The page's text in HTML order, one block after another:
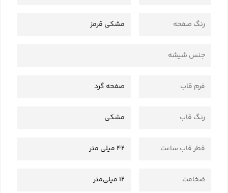
رنگ صفحه مشکی قرمز
جنس شیشه
فرم قاب صفحه گرد
رنگ قاب مشکی
قطر قاب ساعت 42 میلی متر
ضخامت 12 میلی‌متر